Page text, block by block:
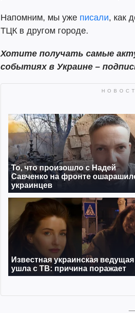
Напомним, мы уже писали, как
ТЦК в другом городе.
Хотите получать самые
событиях в Украине –